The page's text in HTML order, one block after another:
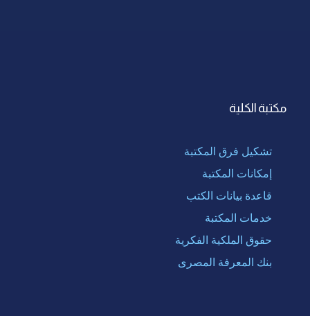
مكتبة الكلية
تشكيل فرق المكتبة
إمكانات المكتبة
قاعدة بيانات الكتب
خدمات المكتبة
حقوق الملكية الفكرية
بنك المعرفة المصرى